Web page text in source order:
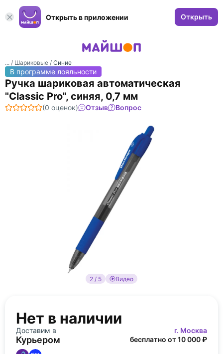
Открыть в приложении Открыть
... / Шариковые / Синие
В программе лояльности
Ручка шариковая автоматическая
"Classic Pro", синяя, 0,7 мм
(0 оценок) Отзыв Вопрос
2 / 5 Видео
Нет в наличии
Доставим в г. Москва
Курьером бесплатно от 10 000 ₽